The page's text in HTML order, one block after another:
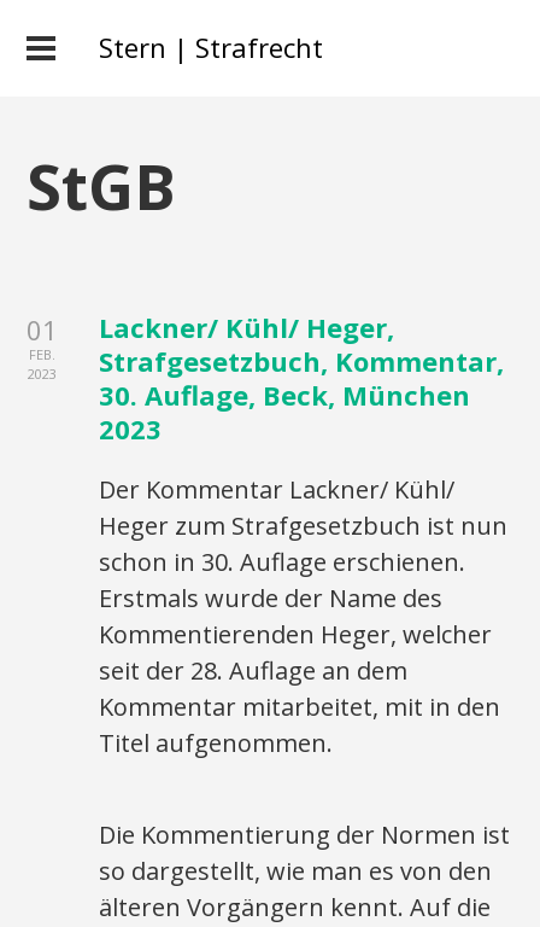
Stern | Strafrecht
StGB
01
FEB.
2023
Lackner/ Kühl/ Heger,
Strafgesetzbuch, Kommentar,
30. Auflage, Beck, München
2023
Der Kommentar Lackner/ Kühl/
Heger zum Strafgesetzbuch ist nun
schon in 30. Auflage erschienen.
Erstmals wurde der Name des
Kommentierenden Heger, welcher
seit der 28. Auflage an dem
Kommentar mitarbeitet, mit in den
Titel aufgenommen.
Die Kommentierung der Normen ist
so dargestellt, wie man es von den
älteren Vorgängern kennt. Auf die